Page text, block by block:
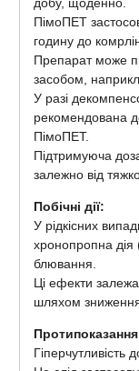
ПімоПЕТ
годину до
Препарат може
засобом,
У разі
рекомендована
ПімоПЕТ.
Підтримуюча
залежно від
Побічні дії:
У рідкісних
хронопропна
блювання.
Ці ефекти
шляхом
Гіперчутливість